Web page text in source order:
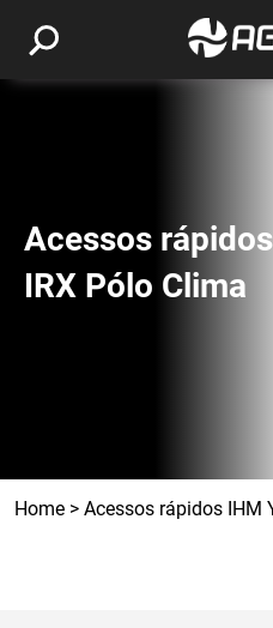
Acessos rápidos
IRX Pólo Clima
Home > Acessos rápidos IHM